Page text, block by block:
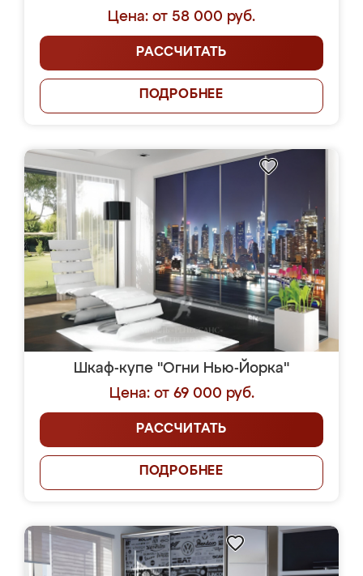
Цена: от 58 000 руб.
РАССЧИТАТЬ
ПОДРОБНЕЕ
Шкаф-купе "Огни Нью-Йорка"
Цена: от 69 000 руб.
РАССЧИТАТЬ
ПОДРОБНЕЕ